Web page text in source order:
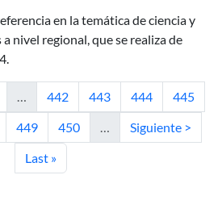
en la temática de ciencia y
nivel regional, que se realiza de
… Página
442 Página
443 Página
444 Página
445
Página
449 Página
450 … Siguiente página
Siguiente >
Última página
Last »